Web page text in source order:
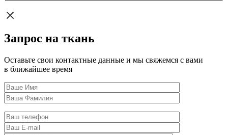
Запрос на ткань
Оставьте свои контактные данные и мы свяжемся с вами
в ближайшее время